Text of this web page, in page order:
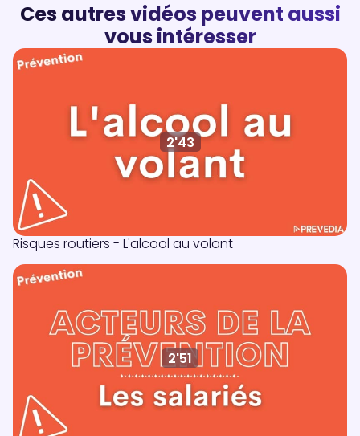
Ces autres vidéos peuvent aussi
vous intéresser
2'43
Risques routiers - L'alcool au volant
2'51